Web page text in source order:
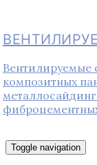
композитных
Toggle navigation